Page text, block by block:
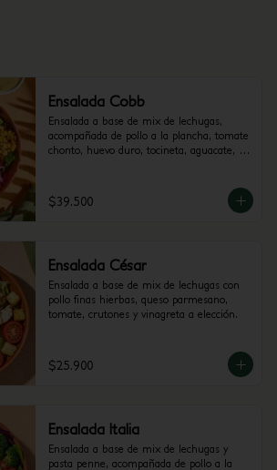
Ensalada Cobb
Ensalada a base de mix de lechugas,
acompañada de pollo a la plancha, tomate
chonto, huevo duro, tocineta, aguacate,
Mediterránea.
$39.500
Ensalada César
Ensalada a base de mix de lechugas con
pollo finas hierbas, queso parmesano,
tomate, crutones y vinagreta a elección.
$25.900
Ensalada Italia
Ensalada a base de mix de lechugas y
pasta penne, acompañada de pollo a la